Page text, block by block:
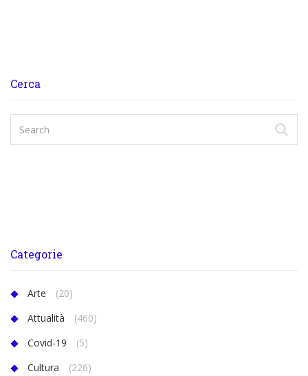
Cerca
Categorie
Arte
(20)
Attualità
(460)
Covid-19
(5)
Cultura
(226)